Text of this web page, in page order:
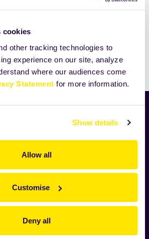
cookies
other tracking technologies to
experience on our site, analyze
where our audiences come
Statement for more information.
Show details
Allow all
Customise
Deny all